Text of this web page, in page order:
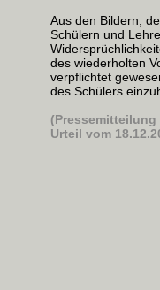
Aus den Bildern,
Schülern und
des wiederholten
verpflichtet
des Schülers
(Pressemitteilung
Urteil vom